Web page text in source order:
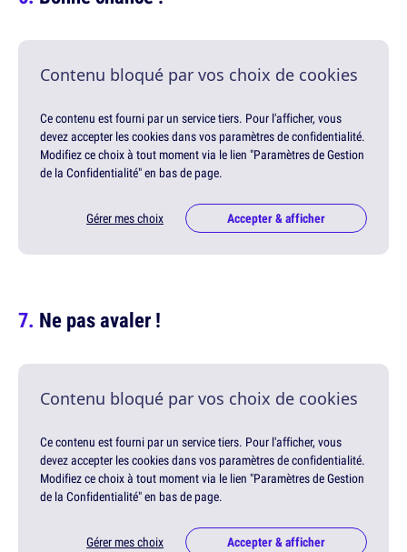
Contenu bloqué par vos choix de cookies
Ce contenu est fourni par un service tiers. Pour l'afficher, vous
devez accepter les cookies dans vos paramètres de confidentialité.
Modifiez ce choix à tout moment via le lien "Paramètres de Gestion
de la Confidentialité" en bas de page.
Gérer mes choix Accepter & afficher
Ne pas avaler !
Contenu bloqué par vos choix de cookies
Ce contenu est fourni par un service tiers. Pour l'afficher, vous
devez accepter les cookies dans vos paramètres de confidentialité.
Modifiez ce choix à tout moment via le lien "Paramètres de Gestion
de la Confidentialité" en bas de page.
Gérer mes choix Accepter & afficher